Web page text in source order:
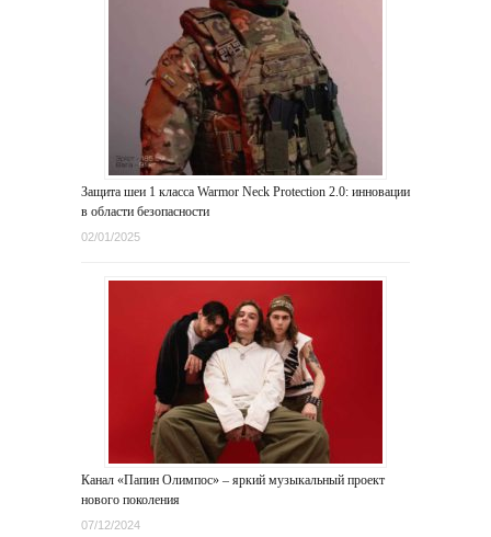
Защита шеи 1 класса Warmor Neck Protection 2.0: инновации
в области безопасности
02/01/2025
Канал «Папин Олимпос» – яркий музыкальный проект
нового поколения
07/12/2024